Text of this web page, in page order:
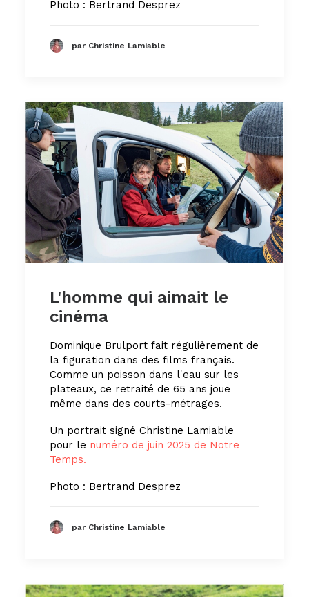
Photo : Bertrand Desprez
par Christine Lamiable
L'homme qui aimait le
cinéma
Dominique Brulport fait régulièrement de
la figuration dans des films français.
Comme un poisson dans l'eau sur les
plateaux, ce retraité de 65 ans joue
même dans des courts-métrages.
Un portrait signé Christine Lamiable
pour le numéro de juin 2025 de Notre
Temps.
Photo : Bertrand Desprez
par Christine Lamiable